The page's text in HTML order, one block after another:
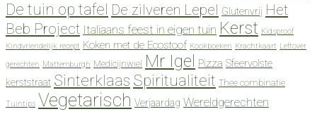
De tuin op tafel De zilveren Lepel Glutenvrij Het
Beb Project Italiaans feest in eigen tuin Kerst Kidsproof
Kindvriendelijk recept Koken met de Ecostoof Kookboeken Krachtkaart Leftover
gerechten Mattemburgh Medicijnwiel Mr Igel Pizza Sfeervolste
kerststraat Sinterklaas Spiritualiteit Thee combinatie
Tuintips Vegetarisch Verjaardag Wereldgerechten